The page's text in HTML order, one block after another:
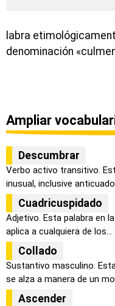
labra
denominación
Ampliar
Descumbrar
Verbo activo transitivo.
inusual, inclusive
Cuadricuspidado
Adjetivo. Esta palabra en
aplica a cualquiera de los...
Collado
Sustantivo masculino.
se alza a manera de un
Ascender